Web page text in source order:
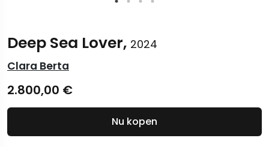
Deep Sea Lover, 2024
Clara Berta
2.800,00 €
Nu kopen